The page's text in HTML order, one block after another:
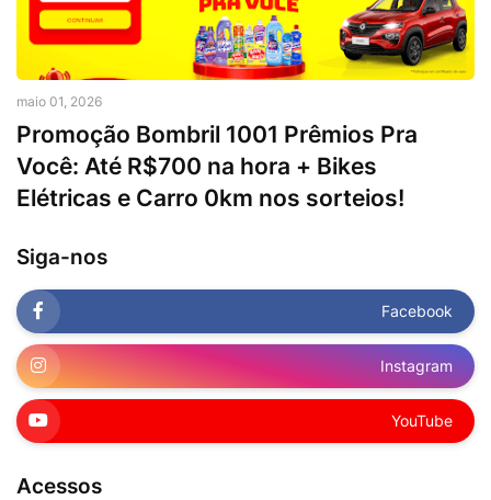
maio 01, 2026
Promoção Bombril 1001 Prêmios Pra
Você: Até R$700 na hora + Bikes
Elétricas e Carro 0km nos sorteios!
Siga-nos
Facebook
Instagram
YouTube
Acessos